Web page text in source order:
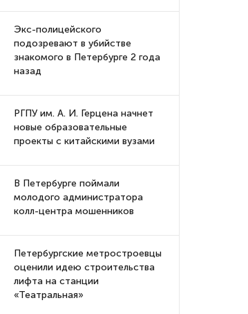
Экс-полицейского
подозревают в убийстве
знакомого в Петербурге 2 года
назад
РГПУ им. А. И. Герцена начнет
новые образовательные
проекты с китайскими вузами
В Петербурге поймали
молодого администратора
колл-центра мошенников
Петербургские метростроевцы
оценили идею строительства
лифта на станции
«Театральная»